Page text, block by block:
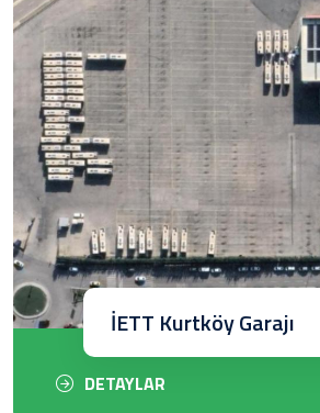
DETAYLAR
İETT Kurtköy Garajı